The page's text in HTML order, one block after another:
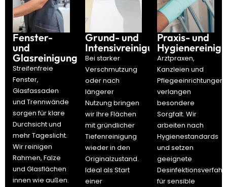
Fenster-
und
Glasreinigung
Streifenfreie
Fenster,
Glasfassaden
und Trennwände
sorgen für klare
Durchsicht und
mehr Tageslicht.
Wir reinigen
Rahmen, Falze
und Glasflächen
innen wie außen.
Grund- und
Intensivreinigung
Bei starker
Verschmutzung
oder nach
längerer
Nutzung bringen
wir Ihre Flächen
mit gründlicher
Tiefenreinigung
wieder in den
Originalzustand.
Ideal als Start
einer
Praxis- und
Arztpraxen,
Kanzleien und
Pflegeeinrichtungen
verlangen
besondere
Sorgfalt. Wir
arbeiten nach
Hygienestandards
und setzen
geeignete
für sensible